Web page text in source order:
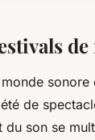
monde
de
du son se